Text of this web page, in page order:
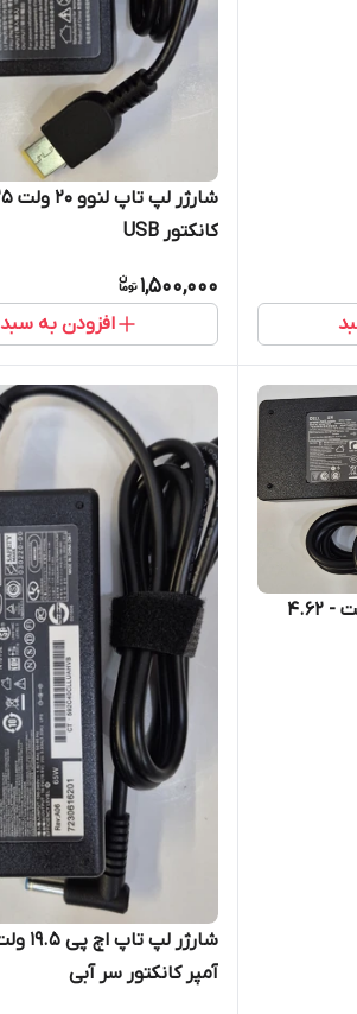
کانکتور USB
1,500,000
افزودن به سبد
شارژر لپ تاپ دل - 19.5 ولت - 4.62
آمپر کانکتور سر آبی